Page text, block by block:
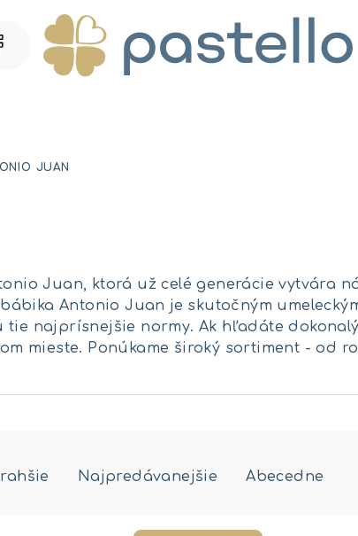
JUAN
Juan, ktorá už celé generácie vytvára
Antonio Juan je skutočným
tie najprísnejšie normy. Ak hľadáte
mieste. Ponúkame široký sortiment - od
Najpredávanejšie Abecedne